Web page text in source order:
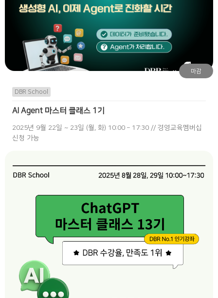
마감
DBR School
AI Agent 마스터 클래스 1기
2025년 9월 22일 ~ 23일 (월, 화) 10:00 – 17:30 // 경영교육멤버십
신청 가능